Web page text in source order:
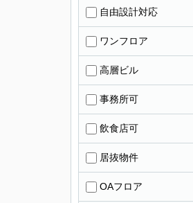
自由設計対応
ワンフロア
高層ビル
事務所可
飲食店可
居抜物件
OAフロア